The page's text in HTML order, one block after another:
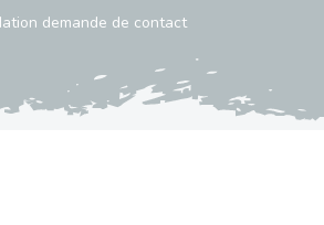
demande de contact